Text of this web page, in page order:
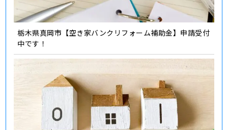
栃木県真岡市【空き家バンクリフォーム補助金】申請受付
中です！